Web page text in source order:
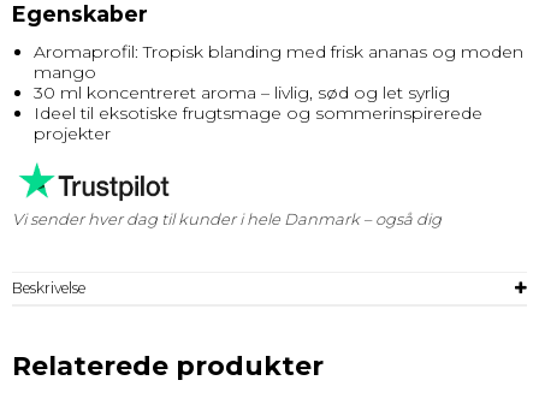
Egenskaber
Aromaprofil: Tropisk blanding med frisk ananas og moden
mango
30 ml koncentreret aroma – livlig, sød og let syrlig
Ideel til eksotiske frugtsmage og sommerinspirerede
projekter
Vi sender hver dag til kunder i hele Danmark – også dig
Beskrivelse
Relaterede produkter